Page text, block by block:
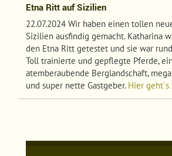
Etna Ritt auf Sizilien
22.07.2024 Wir haben einen tollen
Sizilien ausfindig gemacht. Katharina
den Etna Ritt getestet und sie war
Toll trainierte und gepflegte Pferde,
atemberaubende Berglandschaft,
und super nette Gastgeber. Hier